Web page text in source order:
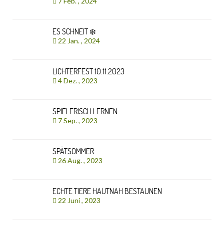
ES SCHNEIT ❄️
22 Jan. , 2024
LICHTERFEST 10.11.2023
4 Dez. , 2023
SPIELERISCH LERNEN
7 Sep. , 2023
SPÄTSOMMER
26 Aug. , 2023
ECHTE TIERE HAUTNAH BESTAUNEN
22 Juni , 2023